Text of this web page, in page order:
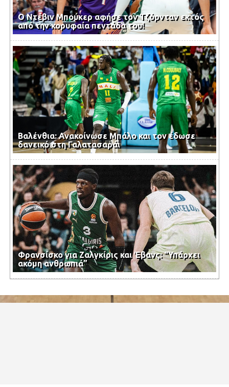
Ο Ντέβιν Μπούκερ αφήσε τον Τζόρνταν εκτός
από την κορυφαία πεντάδα του!
Βαλένθια: Ανακοίνωσε Μπάλο και τον έδωσε
δανεικό στη Γαλατασαράι
Φρανσίσκο για Ζαλγκίρις και Έβανς: “Υπάρχει
ακόμη ανθρωπιά”